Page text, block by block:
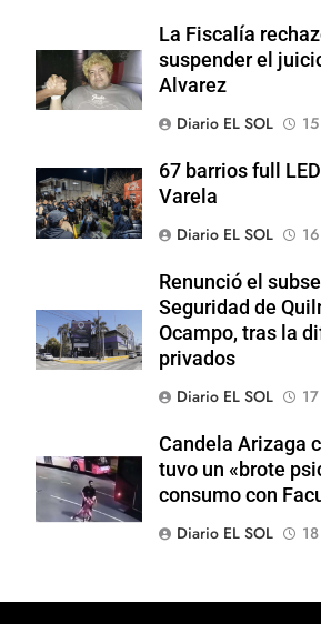
La Fiscalía
suspender el
Alvarez
Diario EL SOL
67 barrios full
Varela
Diario EL SOL
Renunció el
Seguridad de
Ocampo, tras la
privados
Diario EL SOL
Candela Arizaga
tuvo un «brote
consumo con
Diario EL SOL